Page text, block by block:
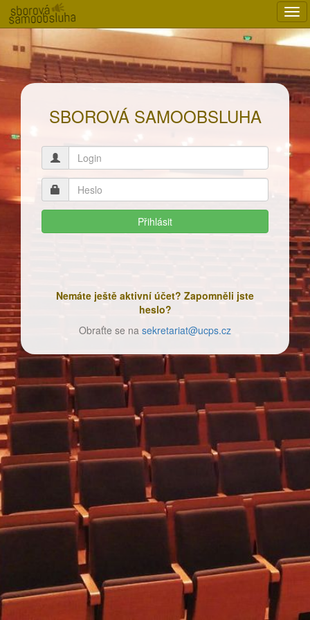
SBOROVÁ SAMOOBSLUHA
Přihlásit
Nemáte ještě aktivní účet? Zapomněli jste
heslo?
Obraťte se na sekretariat@ucps.cz